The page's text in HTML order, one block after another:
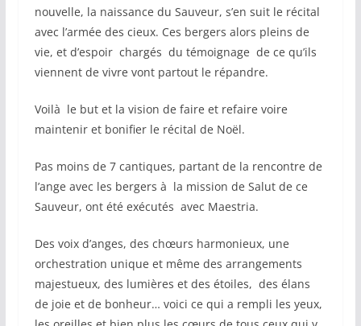
nouvelle, la naissance du Sauveur, s’en suit le récital
avec l’armée des cieux. Ces bergers alors pleins de
vie, et d’espoir chargés du témoignage de ce qu’ils
viennent de vivre vont partout le répandre.
Voilà le but et la vision de faire et refaire voire
maintenir et bonifier le récital de Noël.
Pas moins de 7 cantiques, partant de la rencontre de
l’ange avec les bergers à la mission de Salut de ce
Sauveur, ont été exécutés avec Maestria.
Des voix d’anges, des chœurs harmonieux, une
orchestration unique et même des arrangements
majestueux, des lumières et des étoiles, des élans
de joie et de bonheur… voici ce qui a rempli les yeux,